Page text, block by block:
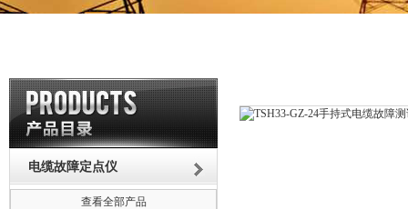
电缆故障定点仪
查看全部产品